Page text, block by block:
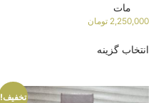
مات
2,250,000 تومان
انتخاب گزینه
تخفیف!